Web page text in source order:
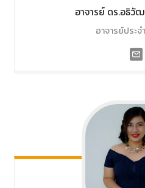
อาจารย์ ดร.อธิวั
อาจารย์ประ